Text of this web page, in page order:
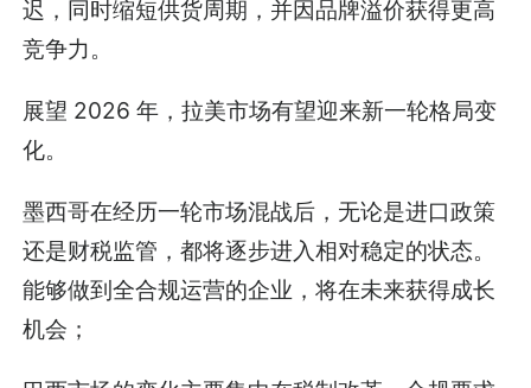
迟，同时缩短供货周期，并因品牌溢价获得更高
竞争力。
展望 2026 年，拉美市场有望迎来新一轮格局变
化。
墨西哥在经历一轮市场混战后，无论是进口政策
还是财税监管，都将逐步进入相对稳定的状态。
能够做到全合规运营的企业，将在未来获得成长
机会；